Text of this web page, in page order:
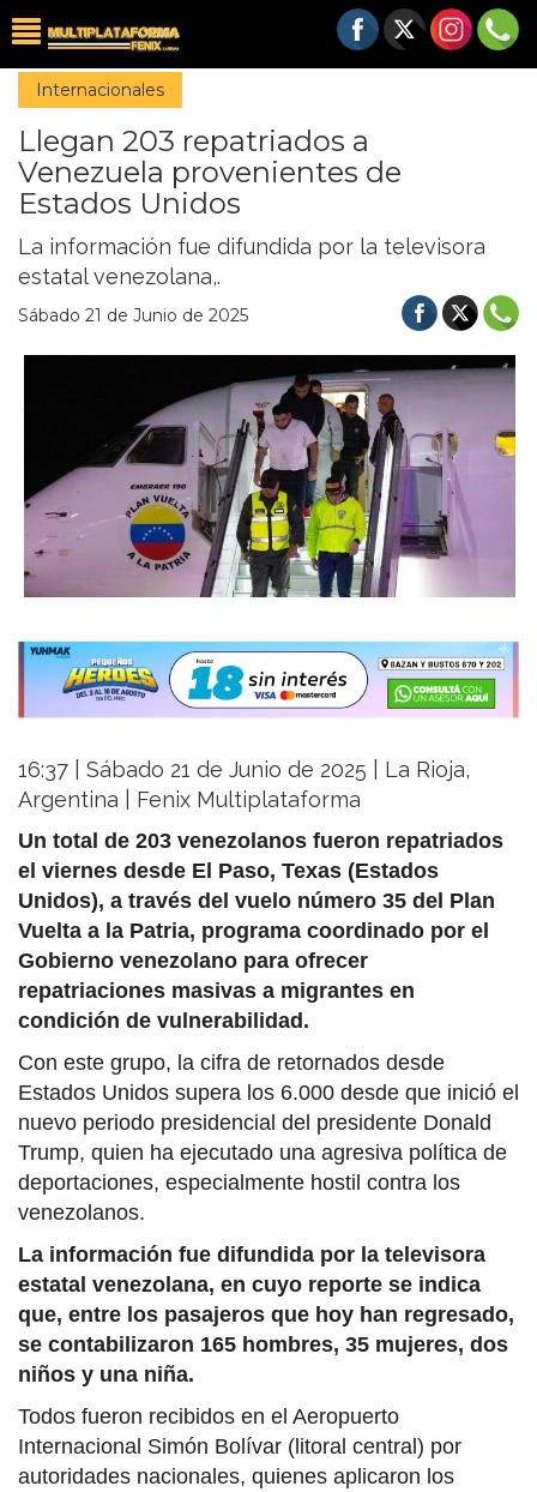
Internacionales
Llegan 203 repatriados a
Venezuela provenientes de
Estados Unidos
La información fue difundida por la televisora
estatal venezolana,.
Sábado 21 de Junio de 2025
16:37 | Sábado 21 de Junio de 2025 | La Rioja,
Argentina | Fenix Multiplataforma
Un total de 203 venezolanos fueron repatriados
el viernes desde El Paso, Texas (Estados
Unidos), a través del vuelo número 35 del Plan
Vuelta a la Patria, programa coordinado por el
Gobierno venezolano para ofrecer
repatriaciones masivas a migrantes en
condición de vulnerabilidad.
Con este grupo, la cifra de retornados desde
Estados Unidos supera los 6.000 desde que inició el
nuevo periodo presidencial del presidente Donald
Trump, quien ha ejecutado una agresiva política de
deportaciones, especialmente hostil contra los
venezolanos.
La información fue difundida por la televisora
estatal venezolana, en cuyo reporte se indica
que, entre los pasajeros que hoy han regresado,
se contabilizaron 165 hombres, 35 mujeres, dos
niños y una niña.
Todos fueron recibidos en el Aeropuerto
Internacional Simón Bolívar (litoral central) por
autoridades nacionales, quienes aplicaron los